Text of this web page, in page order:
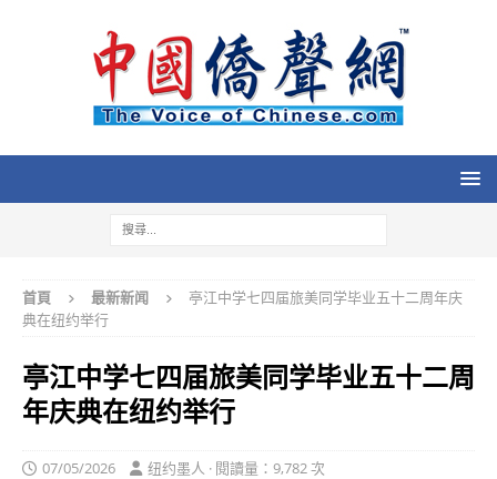
首頁 最新新闻
亭江中学七四届旅美同学毕业五十二周年庆
典在纽约举行
亭江中学七四届旅美同学毕业五十二周
年庆典在纽约举行
07/05/2026 纽约墨人 · 閱讀量：9,782 次